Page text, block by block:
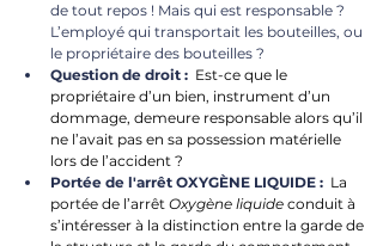
de tout repos ! Mais qui est responsable ?
L’employé qui transportait les bouteilles, ou
le propriétaire des bouteilles ?
Question de droit : Est-ce que le
propriétaire d’un bien, instrument d’un
dommage, demeure responsable alors qu’il
ne l’avait pas en sa possession matérielle
lors de l’accident ?
Portée de l'arrêt OXYGÈNE LIQUIDE : La
portée de l’arrêt Oxygène liquide conduit à
s’intéresser à la distinction entre la garde de